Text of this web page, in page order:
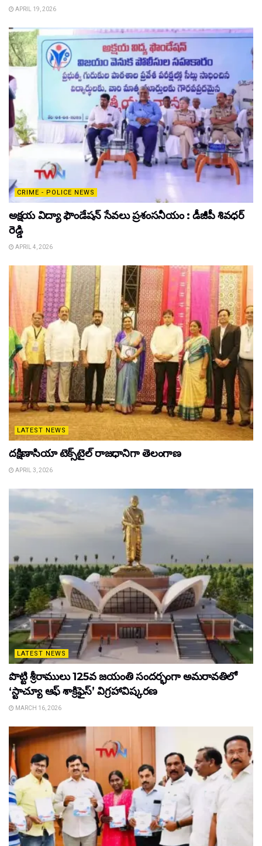
APRIL 19, 2026
CRIME - POLICE NEWS
అక్షయ విద్యా ఫౌండేషన్ సేవలు ప్రశంసనీయం : డీజీపీ శివధర్
రెడ్డి
APRIL 4, 2026
LATEST NEWS
దక్షిణాసియా టెక్స్‌టైల్ రాజధానిగా తెలంగాణ
APRIL 3, 2026
LATEST NEWS
పొట్టి శ్రీరాములు 125వ జయంతి సందర్భంగా అమరావతిలో
‘స్టాచ్యూ ఆఫ్ శాక్రిఫైస్’ విగ్రహావిష్కరణ
MARCH 16, 2026